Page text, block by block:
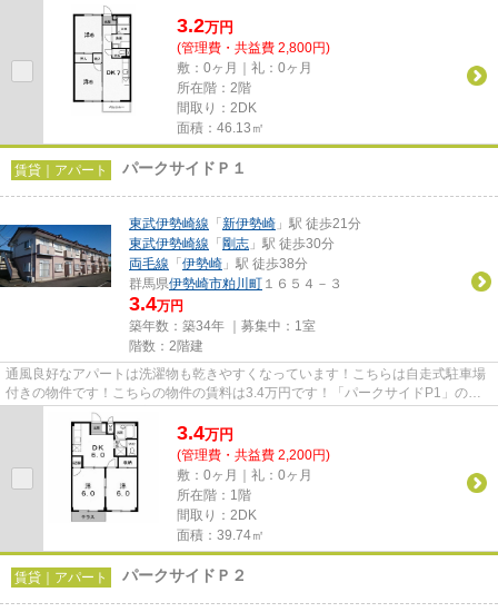
様におすすめです！「アメニテ...
3.2万円
(管理費・共益費 2,800円)
敷：0ヶ月｜礼：0ヶ月
所在階：2階
間取り：2DK
面積：46.13㎡
賃貸｜アパート パークサイドＰ１
東武伊勢崎線 「 新伊勢崎 」駅 徒歩21分
東武伊勢崎線 「 剛志 」駅 徒歩30分
両毛線 「 伊勢崎 」駅 徒歩38分
群馬県伊勢崎市粕川町 １６５４－３
3.4万円
築年数：築34年 ｜募集中： 1室
階数：2階建
通風良好なアパートは洗濯物も乾きやすくなっています！こちらは自走式駐車場
付きの物件です！こちらの物件の賃料は3.4万円です！「パークサイドP1」のこ
こがイチオシ！伊勢崎市エリア...
3.4万円
(管理費・共益費 2,200円)
敷：0ヶ月｜礼：0ヶ月
所在階：1階
間取り：2DK
面積：39.74㎡
賃貸｜アパート パークサイドＰ２